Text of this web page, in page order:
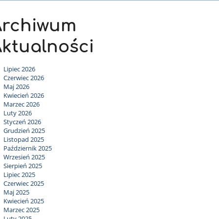
Lipiec 2026
Czerwiec 2026
Maj 2026
Kwiecień 2026
Marzec 2026
Luty 2026
Styczeń 2026
Grudzień 2025
Listopad 2025
Październik 2025
Wrzesień 2025
Sierpień 2025
Lipiec 2025
Czerwiec 2025
Maj 2025
Kwiecień 2025
Marzec 2025